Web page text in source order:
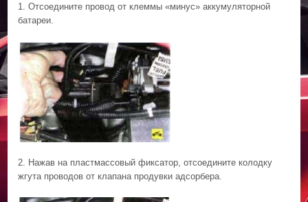
1. Отсоедините провод от клеммы «минус» аккумуляторной
батареи.
2. Нажав на пластмассовый фиксатор, отсоедините колодку
жгута проводов от клапана продувки адсорбера.